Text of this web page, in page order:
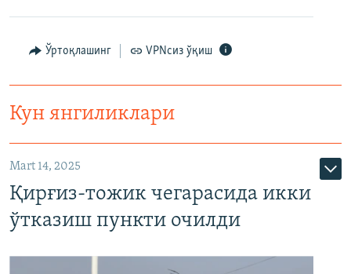
Ўртоқлашинг VPNсиз ўқиш
Кун янгиликлари
Mart 14, 2025
Қирғиз-тожик чегарасида икки
ўтказиш пункти очилди